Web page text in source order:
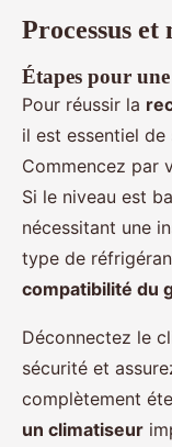
Processus et
Étapes pour
Pour réussir la
il est essentiel de
Commencez par
Si le niveau est
nécessitant une
type de
compatibilité du
Déconnectez le
sécurité et
complètement
un climatiseur